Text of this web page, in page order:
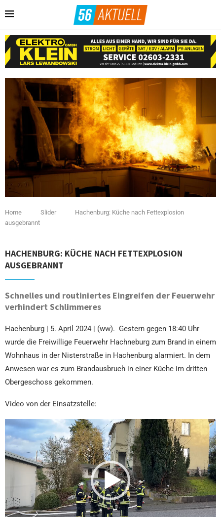
Home Slider
Hachenburg: Küche nach Fettexplosion
ausgebrannt
HACHENBURG: KÜCHE NACH FETTEXPLOSION
AUSGEBRANNT
Schnelles und routiniertes Eingreifen der Feuerwehr
verhindert Schlimmeres
Hachenburg | 5. April 2024 | (ww). Gestern gegen 18:40 Uhr
wurde die Freiwillige Feuerwehr Hachneburg zum Brand in einem
Wohnhaus in der Nisterstraße in Hachenburg alarmiert. In dem
Anwesen war es zum Brandausbruch in einer Küche im dritten
Obergeschoss gekommen.
Video von der Einsatzstelle:
Video-
Player